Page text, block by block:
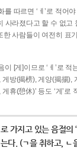
를 따르면 ‘ㅔ’로 적어
사라졌다고 할 수 없고
사람들이 여전히 표
이 [게]이므로 ‘ㅔ’로 적
방(揭榜), 게양(揭揚),
휴(憩休)’ 등도 ‘게’로
가지고 있는 음절의 ‘
다. (ㄱ을 취하고, ㄴ